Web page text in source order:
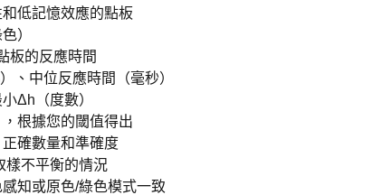
低記憶效應的點板
）
板的反應時間
、中位反應時間（毫秒）
Δh（度數）
根據您的閾值得出
確數量和準確度
樣不平衡的情況
知或原色/綠色模式一致